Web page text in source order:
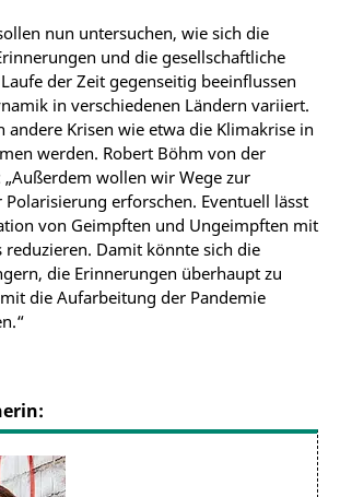
nun untersuchen, wie sich die
und die gesellschaftliche
der Zeit gegenseitig beeinflussen
in verschiedenen Ländern variiert.
andere Krisen wie etwa die Klimakrise in
werden. Robert Böhm von der
wollen wir Wege zur
erforschen. Eventuell lässt
von Geimpften und Ungeimpften mit
Damit könnte sich die
die Erinnerungen überhaupt zu
die Aufarbeitung der Pandemie